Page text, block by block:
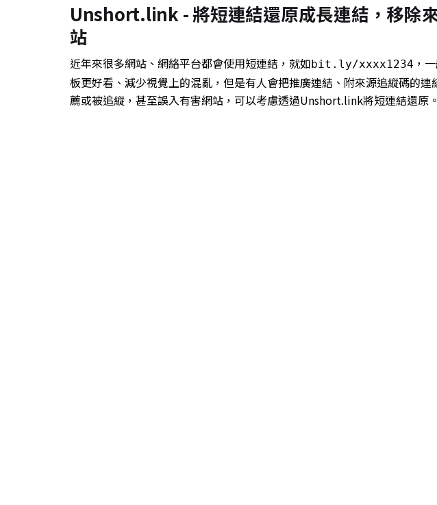
Unshort.link - 將短連結還原成長連結，移除
站
近年來很多網站、網絡平台都會使用短連結，就如 bit.ly/xxxx1234 ，
板更好看、減少視覺上的混亂，但是有人會把推廣連結、附來源追縱碼的
薦或被追縱，甚至誤入有害網站，可以考慮透過Unshort.link將短連結還原。